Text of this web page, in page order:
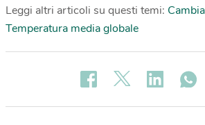
Leggi altri articoli su questi temi:
Temperatura media globale